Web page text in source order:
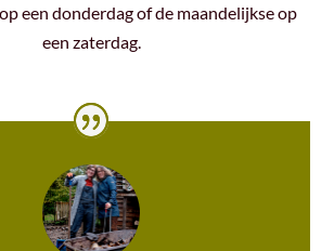
een donderdag of de maandelijkse op
een zaterdag.